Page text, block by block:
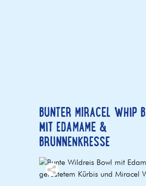
BUNTER MIRACEL WHIP
MIT EDAMAME &
BRUNNENKRESSE